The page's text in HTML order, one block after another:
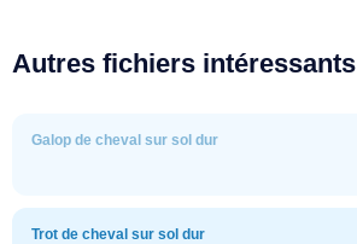
Autres fichiers intéressants
Galop de cheval sur sol dur
Trot de cheval sur sol dur